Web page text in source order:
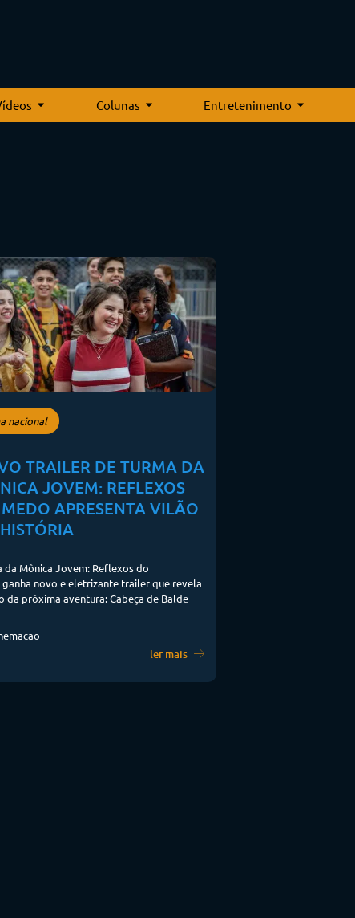
Colunas Entretenimento
nacional
TRAILER DE TURMA DA
JOVEM: REFLEXOS
APRESENTA VILÃO
da Mônica Jovem: Reflexos do
ganha novo e eletrizante trailer que revela
da próxima aventura: Cabeça de Balde
ler mais